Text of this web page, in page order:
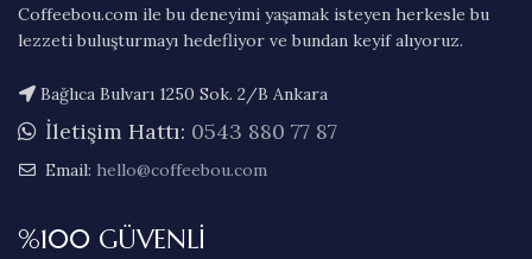
Coffeebou.com ile bu deneyimi yaşamak isteyen herkesle bu
lezzeti buluşturmayı hedefliyor ve bundan keyif alıyoruz.
Bağlıca Bulvarı 1250 Sok. 2/B Ankara
İletişim Hattı: 0543 880 77 87
Email: hello@coffeebou.com
%100 GÜVENLİ